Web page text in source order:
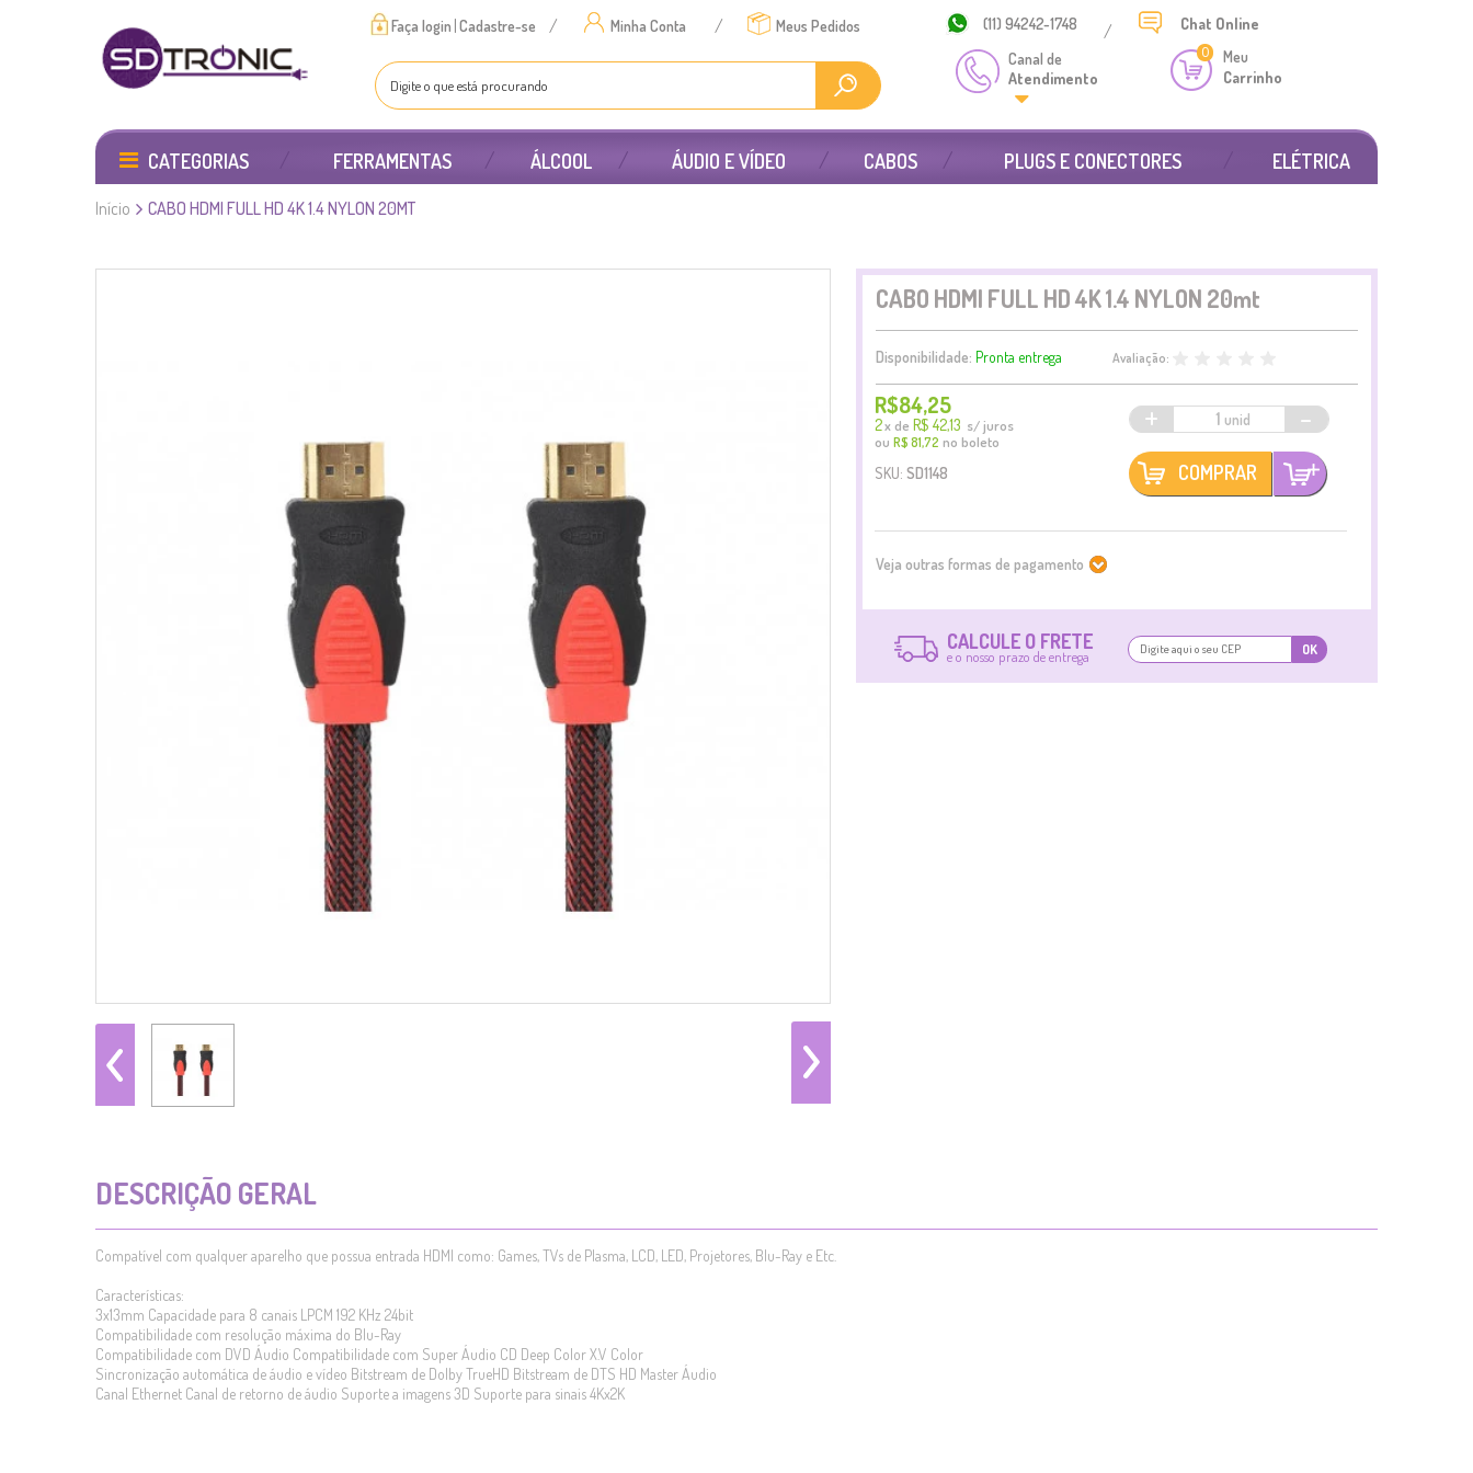
Faça login Cadastre-se / Minha Conta / Meus Pedidos (11) 94242-1748 / Chat Online
Canal de
Atendimento
Meu
Carrinho
0
CATEGORIAS FERRAMENTAS ÁLCOOL ÁUDIO E VÍDEO CABOS PLUGS E CONECTORES ELÉTRICA
Início CABO HDMI FULL HD 4K 1.4 NYLON 20MT
CABO HDMI FULL HD 4K 1.4 NYLON 20mt
Disponibilidade: Pronta entrega Avaliação:
R$84,25
2xde R$ 42,13 s/ juros
ou R$ 81,72 no boleto
+ -
COMPRAR
SKU: SD1148
Veja outras formas de pagamento
CALCULE O FRETE
e o nosso prazo de entrega OK
DESCRIÇÃO GERAL
Compatível com qualquer aparelho que possua entrada HDMI como: Games, TVs de Plasma, LCD, LED, Projetores, Blu-Ray e Etc.
Características:
3x13mm Capacidade para 8 canais LPCM 192 KHz 24bit
Compatibilidade com resolução máxima do Blu-Ray
Compatibilidade com DVD Áudio Compatibilidade com Super Áudio CD Deep Color X.V Color
Sincronização automática de áudio e vídeo Bitstream de Dolby TrueHD Bitstream de DTS HD Master Áudio
Canal Ethernet Canal de retorno de áudio Suporte a imagens 3D Suporte para sinais 4Kx2K